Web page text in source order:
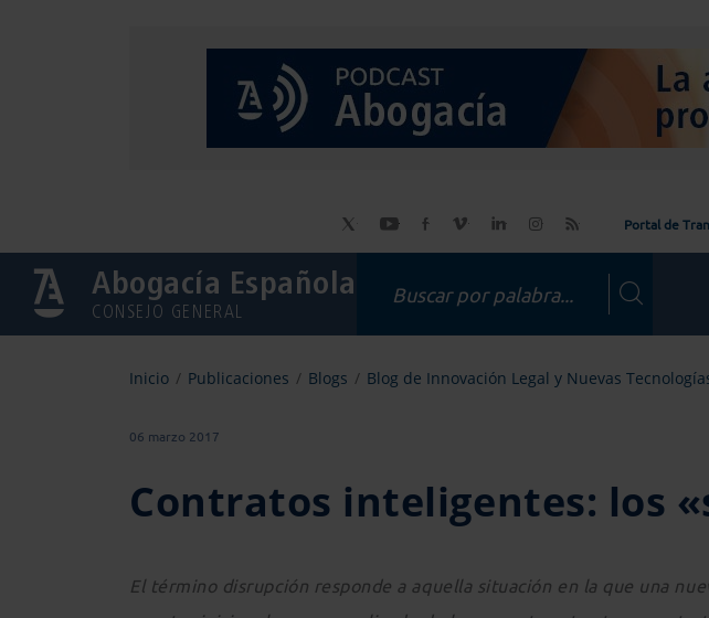
Portal de
Abogacía Española
CONSEJO GENERAL
Inicio Publicaciones Blogs Blog de Innovación Legal y Nuevas
06 marzo 2017
Contratos inteligentes: los
El término disrupción responde a aquella situación en la que una